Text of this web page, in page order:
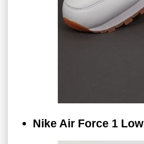
Nike Air Force 1 Low